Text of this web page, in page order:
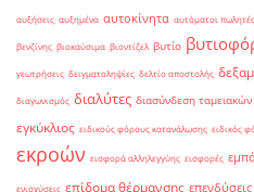
αυξήσεις αυξημένα αυτοκίνητα αυτόματοι πωλητές
βενζίνης βιοκαύσιμα βιοντίζελ βυτίο
γεωτρήσεις δειγματοληψίες δελτίο αποστολής
διαγωνισμός διαλύτες διασύνδεση ταμειακών
εγκύκλιος ειδικούς φόρους κατανάλωσης ειδικός
εκροών εισφορά αλληλεγγύης εισφορές
ενισχύσεις επίδομα θέρμανσης επενδύσεις